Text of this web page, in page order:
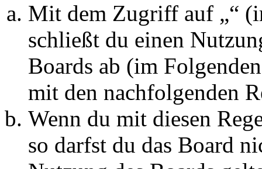
Mit dem Zugriff auf „“
schließt du einen
Boards ab (im
mit den nachfolgenden
Wenn du mit diesen
so darfst du das Board